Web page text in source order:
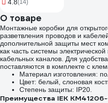
4.8(14)
О товаре
Монтажные коробки для
разветвления проводов и
дополнительной защиты мест
как часть системы
кабельных каналов. Для
поставляются в комплекте с
Материал изготовления:
Цвет: белый, слоновая
Степень защиты: IP20.
Преимущества IEK